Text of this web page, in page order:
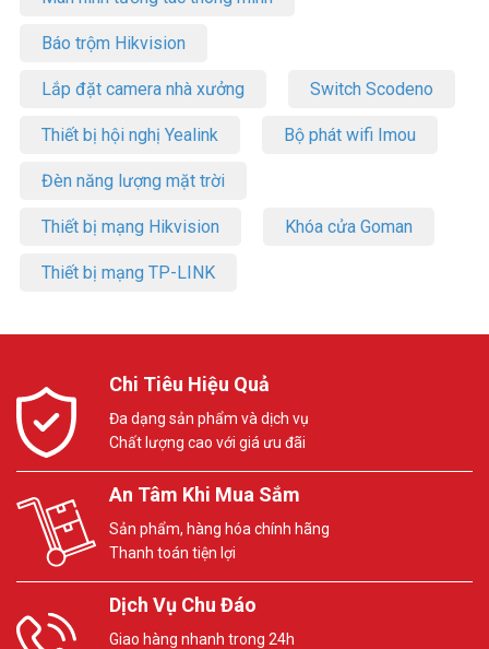
Báo trộm Hikvision
Lắp đặt camera nhà xưởng Switch Scodeno
Thiết bị hội nghị Yealink Bộ phát wifi Imou
Đèn năng lượng mặt trời
Thiết bị mạng Hikvision Khóa cửa Goman
Thiết bị mạng TP-LINK
Chi Tiêu Hiệu Quả
Đa dạng sản phẩm và dịch vụ
Chất lượng cao với giá ưu đãi
An Tâm Khi Mua Sắm
Sản phẩm, hàng hóa chính hãng
Thanh toán tiện lợi
Dịch Vụ Chu Đáo
Giao hàng nhanh trong 24h